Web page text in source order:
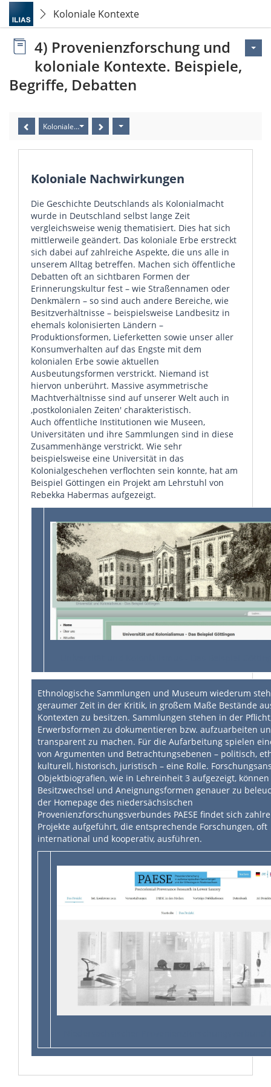
Koloniale Kontexte
4) Provenienzforschung und
koloniale Kontexte. Beispiele,
Begriffe, Debatten
Koloniale Nachwirkungen
Koloniale Nachwirkungen
Die Geschichte Deutschlands als Kolonialmacht
wurde in Deutschland selbst lange Zeit
vergleichsweise wenig thematisiert. Dies hat sich
mittlerweile geändert. Das koloniale Erbe erstreckt
sich dabei auf zahlreiche Aspekte, die uns alle in
unserem Alltag betreffen. Machen sich öffentliche
Debatten oft an sichtbaren Formen der
Erinnerungskultur fest – wie Straßennamen oder
Denkmälern – so sind auch andere Bereiche, wie
Besitzverhältnisse – beispielsweise Landbesitz in
ehemals kolonisierten Ländern –
Produktionsformen, Lieferketten sowie unser aller
Konsumverhalten auf das Engste mit dem
kolonialen Erbe sowie aktuellen
Ausbeutungsformen verstrickt. Niemand ist
hiervon unberührt. Massive asymmetrische
Machtverhältnisse sind auf unserer Welt auch in
‚postkolonialen Zeiten' charakteristisch.
Auch öffentliche Institutionen wie Museen,
Universitäten und ihre Sammlungen sind in diese
Zusammenhänge verstrickt. Wie sehr
beispielsweise eine Universität in das
Kolonialgeschehen verflochten sein konnte, hat am
Beispiel Göttingen ein Projekt am Lehrstuhl von
Rebekka Habermas aufgezeigt.
Ethnologische Sammlungen und Museum wiederum
geraumer Zeit in der Kritik, in großem Maße Bestände
Kontexten zu besitzen. Sammlungen stehen in der
Erwerbsformen zu dokumentieren bzw. aufzuarbeiten
transparent zu machen. Für die Aufarbeitung spielen
von Argumenten und Betrachtungsebenen – politisch,
kulturell, historisch, juristisch – eine Rolle.
Objektbiografien, wie in Lehreinheit 3 aufgezeigt,
Besitzwechsel und Aneignungsformen genauer zu
der Homepage des niedersächsischen
Provenienzforschungsverbundes PAESE findet sich
Projekte aufgeführt, die entsprechende Forschungen, oft
international und kooperativ, ausführen.